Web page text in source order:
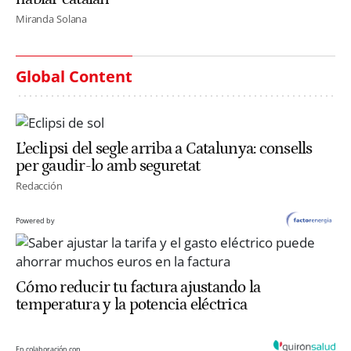
Miranda Solana
Global Content
L’eclipsi del segle arriba a Catalunya: consells
per gaudir-lo amb seguretat
Redacción
Powered by
Cómo reducir tu factura ajustando la
temperatura y la potencia eléctrica